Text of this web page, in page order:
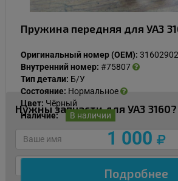
Пружина передняя для УАЗ
Оригинальный номер (OEM):
Внутренний номер: #75807
Тип детали: Б/У
Состояние: Нормальное
Цвет: Чёрный
Наличие:
В наличии
1 000
Подробнее
Нужны запчасти для УАЗ 3160?